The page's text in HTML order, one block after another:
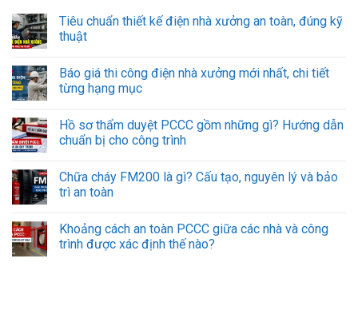
Tiêu chuẩn thiết kế điện nhà xưởng an toàn, đúng kỹ
thuật
Báo giá thi công điện nhà xưởng mới nhất, chi tiết
từng hạng mục
Hồ sơ thẩm duyệt PCCC gồm những gì? Hướng dẫn
chuẩn bị cho công trình
Chữa cháy FM200 là gì? Cấu tạo, nguyên lý và bảo
trì an toàn
Khoảng cách an toàn PCCC giữa các nhà và công
trình được xác định thế nào?